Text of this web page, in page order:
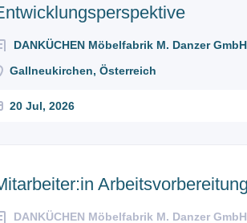
DANKÜCHEN Möbelfabrik M. Danzer GmbH
Gallneukirchen, Österreich
20 Jul, 2026
DANKÜCHEN Möbelfabrik M. Danzer GmbH